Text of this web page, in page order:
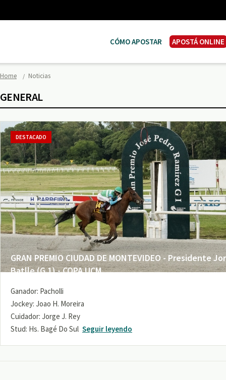
CÓMO APOSTAR APOSTÁ ONLINE
Home Noticias
GENERAL
GRAN PREMIO CIUDAD DE MONTEVIDEO - Presidente
Batlle (G 1) - COPA UCM
DESTACADO
Ganador: Pacholli
Jockey: Joao H. Moreira
Cuidador: Jorge J. Rey
Stud: Hs. Bagé Do Sul Seguir leyendo